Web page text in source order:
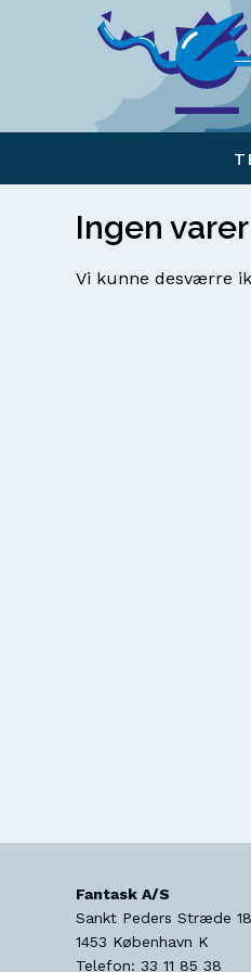
Ingen
Vi kunne desværre
Fantask A/S
Sankt Peders Stræde 18
1453 København K
Telefon: 33 11 85 38
Viser overlay for indkøbskurv